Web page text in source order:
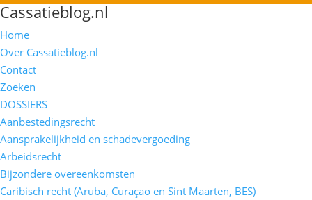
Cassatieblog.nl
Home
Over Cassatieblog.nl
Contact
Zoeken
DOSSIERS
Aanbestedingsrecht
Aansprakelijkheid en schadevergoeding
Arbeidsrecht
Bijzondere overeenkomsten
Caribisch recht (Aruba, Curaçao en Sint Maarten, BES)